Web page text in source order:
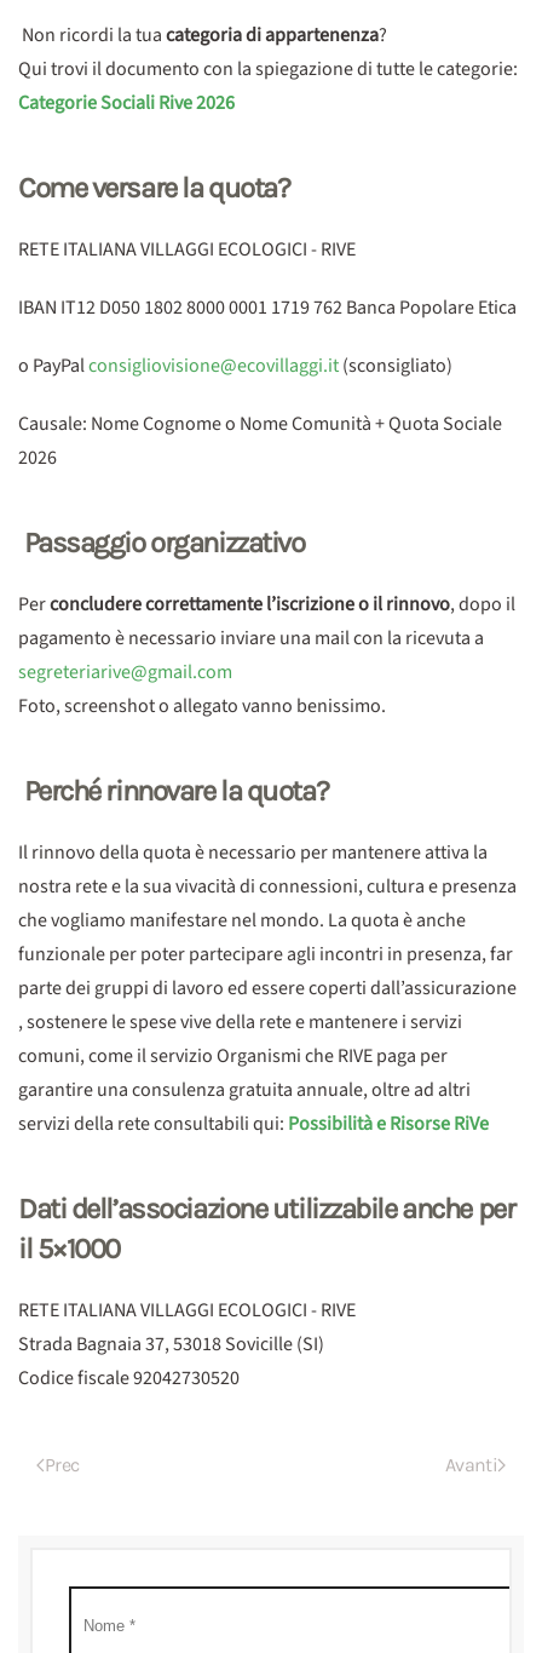
Non ricordi la tuacategoria di appartenenza?
Qui trovi il documento con la spiegazione di tutte le categorie:
Categorie Sociali Rive 2026
Come versare la quota?
RETE ITALIANA VILLAGGI ECOLOGICI - RIVE
IBAN IT12 D050 1802 8000 0001 1719 762 Banca Popolare Etica
o PayPalconsigliovisione@ecovillaggi.it(sconsigliato)
Causale: Nome Cognome o Nome Comunità + Quota Sociale
2026
Passaggio organizzativo
Perconcludere correttamente l’iscrizione o il rinnovo, dopo il
pagamento è necessario inviare una mail con la ricevuta a
segreteriarive@gmail.com
Foto, screenshot o allegato vanno benissimo.
Perché rinnovare la quota?
Il rinnovo della quota è necessario per mantenere attiva la
nostra rete e la sua vivacità di connessioni, cultura e presenza
che vogliamo manifestare nel mondo. La quota è anche
funzionale per poter partecipare agli incontri in presenza, far
parte dei gruppi di lavoro ed essere coperti dall’assicurazione
, sostenere le spese vive della rete e mantenere i servizi
comuni, come il servizio Organismi che RIVE paga per
garantire una consulenza gratuita annuale, oltre ad altri
servizi della rete consultabili qui: Possibilità e Risorse RiVe
Dati dell’associazione utilizzabile anche per
il 5×1000
RETE ITALIANA VILLAGGI ECOLOGICI - RIVE
Strada Bagnaia 37, 53018 Sovicille (SI)
Codice fiscale 92042730520
Prec Avanti